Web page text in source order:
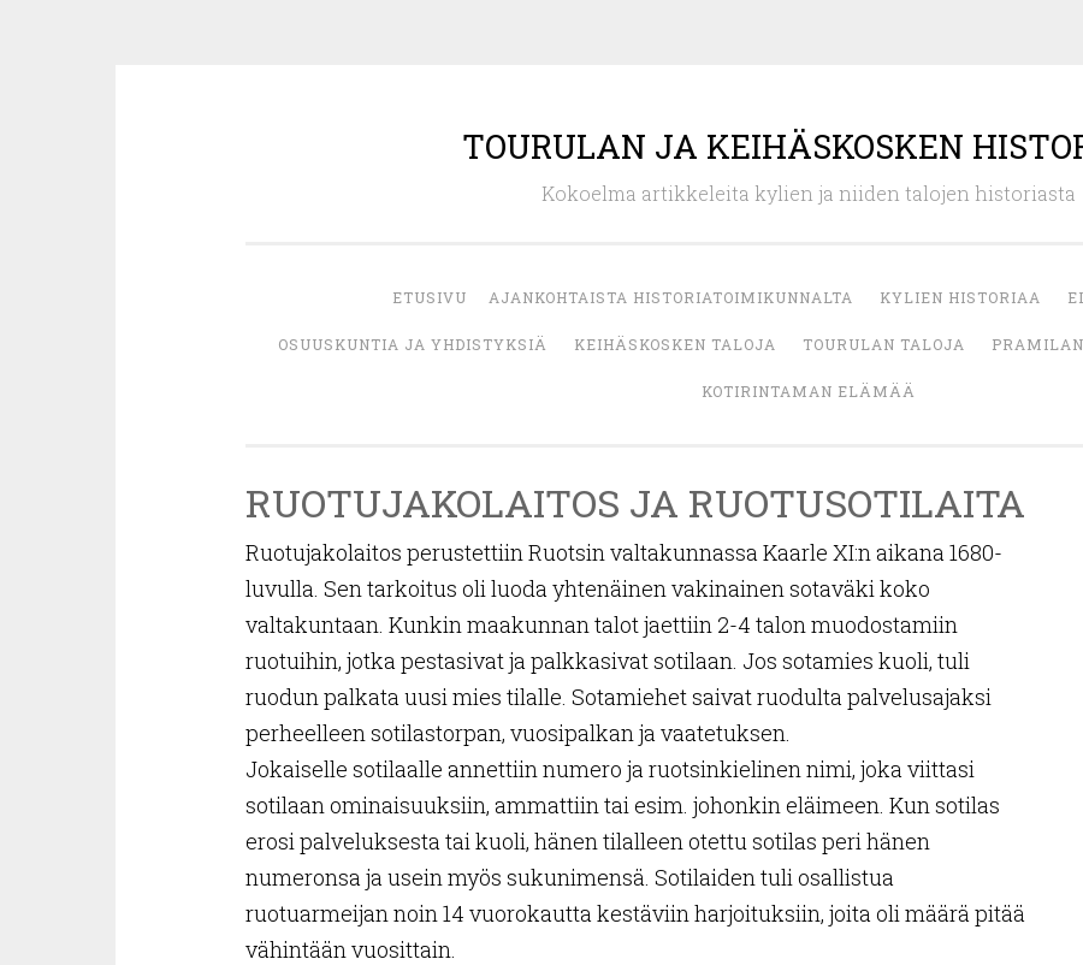
TOURULAN JA KEIHÄSKOSKEN
Kokoelma artikkeleita kylien ja niiden talojen historiasta
ETUSIVU AJANKOHTAISTA HISTORIATOIMIKUNNALTA KYLIEN HISTORIAA
OSUUSKUNTIA JA YHDISTYKSIÄ KEIHÄSKOSKEN TALOJA TOURULAN TALOJA
KOTIRINTAMAN ELÄMÄÄ
RUOTUJAKOLAITOS JA RUOTUSOTILAITA
Ruotujakolaitos perustettiin Ruotsin valtakunnassa Kaarle XI:n aikana 1680-
luvulla. Sen tarkoitus oli luoda yhtenäinen vakinainen sotaväki koko
valtakuntaan. Kunkin maakunnan talot jaettiin 2-4 talon muodostamiin
ruotuihin, jotka pestasivat ja palkkasivat sotilaan. Jos sotamies kuoli, tuli
ruodun palkata uusi mies tilalle. Sotamiehet saivat ruodulta palvelusajaksi
perheelleen sotilastorpan, vuosipalkan ja vaatetuksen.
Jokaiselle sotilaalle annettiin numero ja ruotsinkielinen nimi, joka viittasi
sotilaan ominaisuuksiin, ammattiin tai esim. johonkin eläimeen. Kun sotilas
erosi palveluksesta tai kuoli, hänen tilalleen otettu sotilas peri hänen
numeronsa ja usein myös sukunimensä. Sotilaiden tuli osallistua
ruotuarmeijan noin 14 vuorokautta kestäviin harjoituksiin, joita oli määrä pitää
vähintään vuosittain.